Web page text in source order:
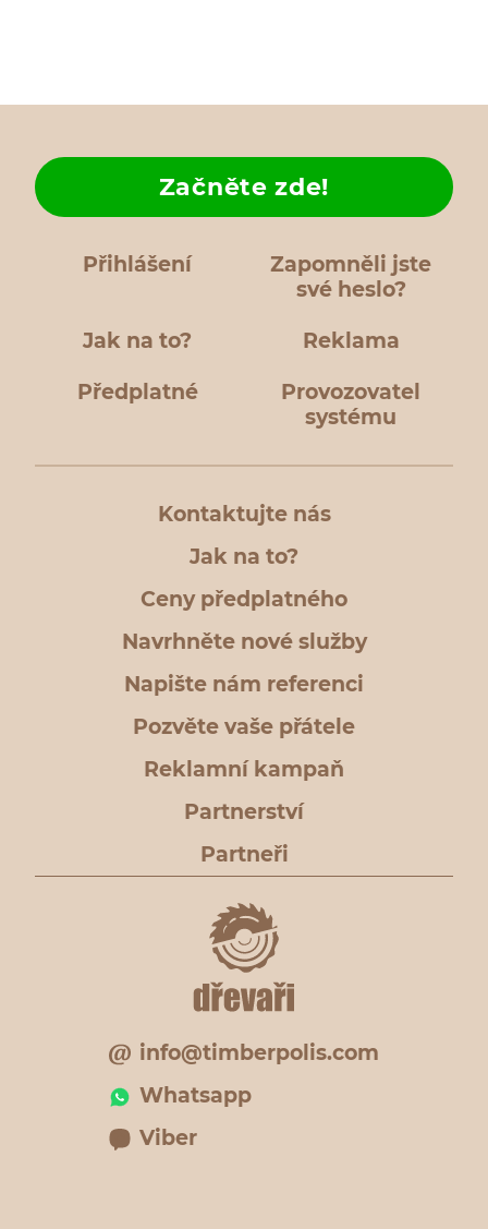
Přihlášení
Zapomněli jste
své heslo?
Jak na to?
Začněte zde!
Reklama
Předplatné
Provozovatel
systému
Kontaktujte nás
Jak na to?
Ceny předplatného
Navrhněte nové služby
Napište nám referenci
Pozvěte vaše přátele
Reklamní kampaň
Partnerství
Partneři
info@timberpolis.com
Whatsapp
Viber